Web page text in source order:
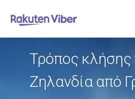
Τρόπος
Ζηλανδία από